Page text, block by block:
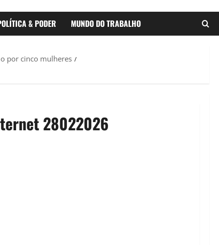
& PODER MUNDO DO TRABALHO
por cinco mulheres
28022026